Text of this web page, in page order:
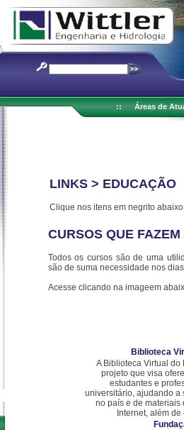
:: Áreas de
LINKS > EDUCAÇÃO
Clique nos itens em negrito
CURSOS QUE
Todos os cursos são de uma
são de suma necessidade nos
Acesse clicando na imageem
Biblioteca
A Biblioteca Virtual
projeto que visa
estudantes e
universitário, ajudando a
no país e de
Internet, além